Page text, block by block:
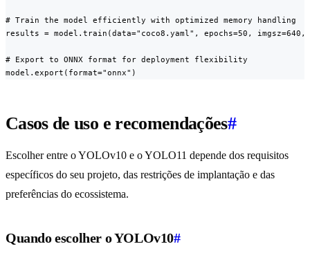
# Train the model efficiently with optimized memory handling
results = model.train(data="coco8.yaml", epochs=50,
# Export to ONNX format for deployment flexibility
model.export(format="onnx")
Casos de uso e recomendações#
Escolher entre o YOLOv10 e o YOLO11 depende dos requisitos
específicos do seu projeto, das restrições de implantação e das
preferências do ecossistema.
Quando escolher o YOLOv10#